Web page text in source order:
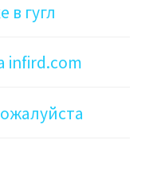
в гугл
infird.com